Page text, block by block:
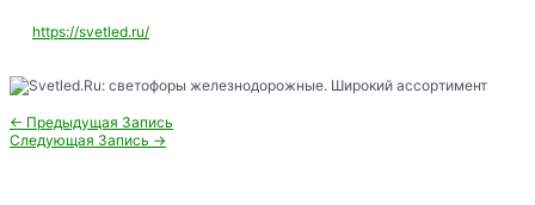
https://svetled.ru/
Навигация
по
← Предыдущая Запись
Следующая Запись →